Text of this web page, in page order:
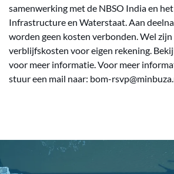
samenwerking met de NBSO India en
Infrastructure en Waterstaat. Aan
worden geen kosten verbonden. Wel
verblijfskosten voor eigen rekening.
voor meer informatie. Voor meer
stuur een mail naar: bom-